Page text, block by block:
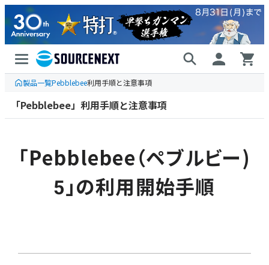
製品一覧Pebblebee利用手順と注意事項
「Pebblebee」利用手順と注意事項
「Pebblebee（ペブルビー)
5」の利用開始手順